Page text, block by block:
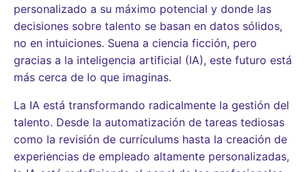
personalizado a su máximo potencial y donde las
decisiones sobre talento se basan en datos sólidos,
no en intuiciones. Suena a ciencia ficción, pero
gracias a la inteligencia artificial (IA), este futuro está
más cerca de lo que imaginas.
La IA está transformando radicalmente la gestión del
talento. Desde la automatización de tareas tediosas
como la revisión de currículums hasta la creación de
experiencias de empleado altamente personalizadas,